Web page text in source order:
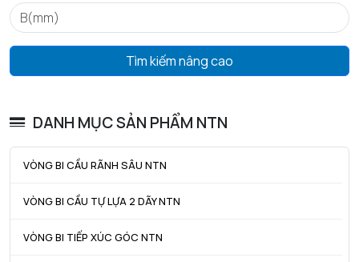
Tìm kiếm nâng cao
DANH MỤC SẢN PHẨM NTN
VÒNG BI CẦU RÃNH SÂU NTN
VÒNG BI CẦU TỰ LỰA 2 DÃY NTN
VÒNG BI TIẾP XÚC GÓC NTN
N lim - Tốc độ giới hạn bôi trơn dầu
N lim - Tốc độ giới hạn bôi trơn mỡ 19000 tr/min
Tmin - Nhiệt độ hoạt động tối thiểu -40 °C
Tmax - Nhiệt độ hoạt động tối đa
GIỚI HẠN
Da max - Đường kính vai tối đa OR
ra max - Bán kính góc lượn tối đa trục & vỏ